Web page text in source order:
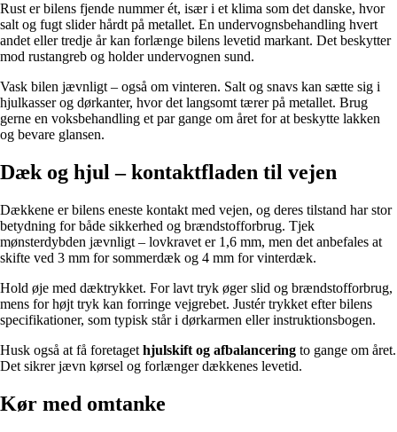
Rust er bilens fjende nummer ét, især i et klima som det danske, hvor
salt og fugt slider hårdt på metallet. En undervognsbehandling hvert
andet eller tredje år kan forlænge bilens levetid markant. Det beskytter
mod rustangreb og holder undervognen sund.
Vask bilen jævnligt – også om vinteren. Salt og snavs kan sætte sig i
hjulkasser og dørkanter, hvor det langsomt tærer på metallet. Brug
gerne en voksbehandling et par gange om året for at beskytte lakken
og bevare glansen.
Dæk og hjul – kontaktfladen til vejen
Dækkene er bilens eneste kontakt med vejen, og deres tilstand har stor
betydning for både sikkerhed og brændstofforbrug. Tjek
mønsterdybden jævnligt – lovkravet er 1,6 mm, men det anbefales at
skifte ved 3 mm for sommerdæk og 4 mm for vinterdæk.
Hold øje med dæktrykket. For lavt tryk øger slid og brændstofforbrug,
mens for højt tryk kan forringe vejgrebet. Justér trykket efter bilens
specifikationer, som typisk står i dørkarmen eller instruktionsbogen.
Husk også at få foretaget hjulskift og afbalancering to gange om året.
Det sikrer jævn kørsel og forlænger dækkenes levetid.
Kør med omtanke